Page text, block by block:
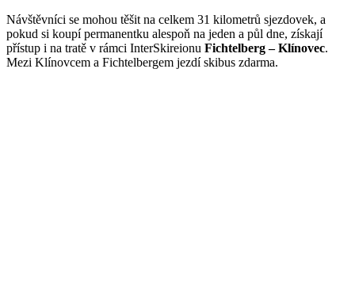
Návštěvníci se mohou těšit na celkem 31 kilometrů sjezdovek, a
pokud si koupí permanentku alespoň na jeden a půl dne, získají
přístup i na tratě v rámci InterSkireionu Fichtelberg – Klínovec.
Mezi Klínovcem a Fichtelbergem jezdí skibus zdarma.